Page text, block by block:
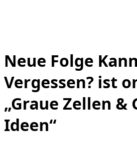
Neue Folge
Vergessen? ist
„Graue Zellen &
Ideen“